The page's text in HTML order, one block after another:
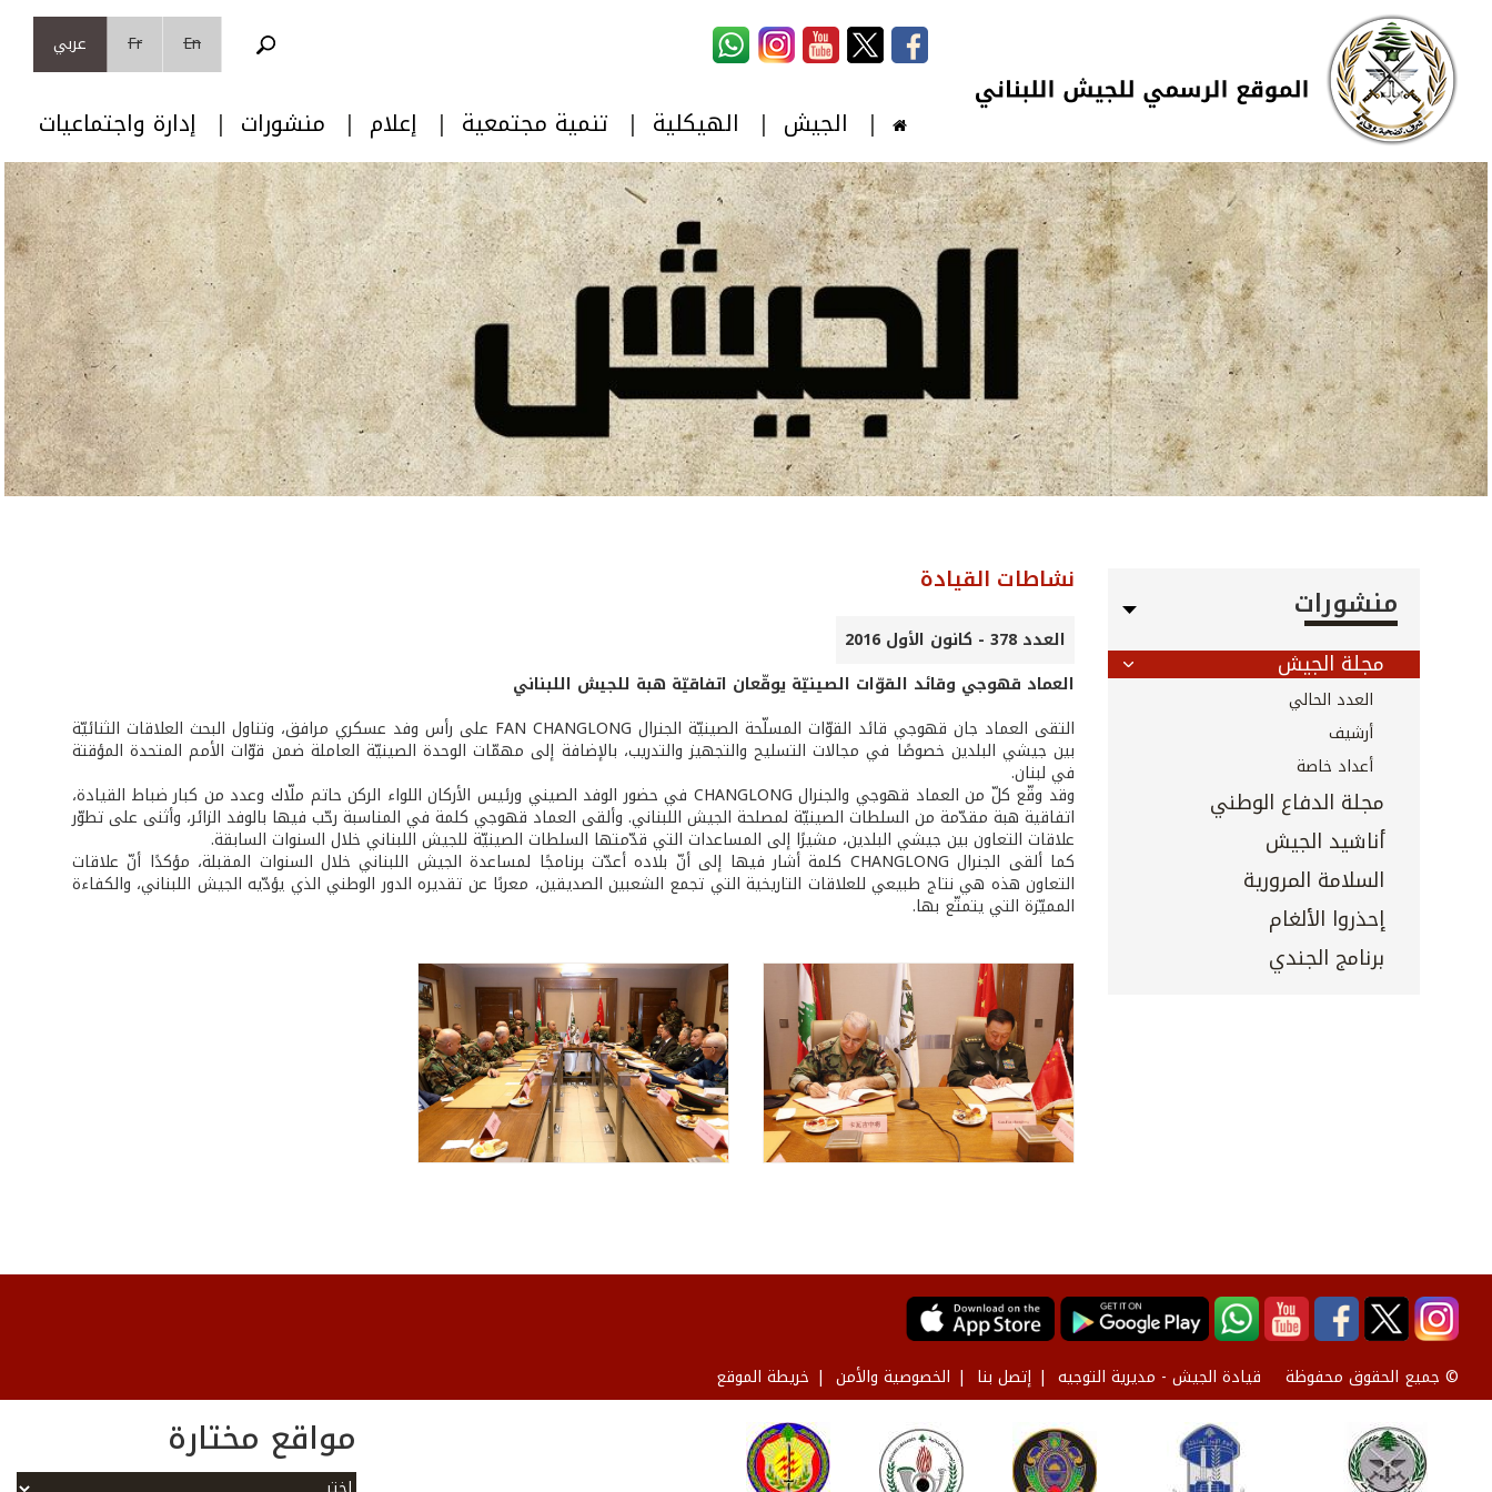
تجاوز إلى المحتوى الرئيسي
Skip to navigation
En
Fr عربي
الجيش الهيكلية تنمية مجتمعية إعلام منشورات إدارة واجتماعيات
منشورات
مجلة الجيش
العدد الحالي
أرشيف
أعداد خاصة
مجلة الدفاع الوطني
أناشيد الجيش
السلامة المرورية
إحذروا الألغام
برنامج الجندي
نشاطات القيادة
العدد 378 - كانون الأول 2016
العماد قهوجي وقائد القوّات الصينيّة يوقّعان اتفاقيّة هبة للجيش اللبناني
التقى العماد جان قهوجي قائد القوّات المسلّحة الصينيّة الجنرال FAN CHANGLONG على رأس وفد عسكري مرافق، وتناول البحث العلاقات الثنائيّة
بين جيشي البلدين خصوصًا في مجالات التسليح والتجهيز والتدريب، بالإضافة إلى مهمّات الوحدة الصينيّة العاملة ضمن قوّات الأمم المتحدة المؤقتة
في لبنان.
وقد وقّع كلّ من العماد قهوجي والجنرال CHANGLONG في حضور الوفد الصيني ورئيس الأركان اللواء الركن حاتم ملّاك وعدد من كبار ضباط القيادة،
اتفاقية هبة مقدّمة من السلطات الصينيّة لمصلحة الجيش اللبناني. وألقى العماد قهوجي كلمة في المناسبة رحّب فيها بالوفد الزائر، وأثنى على تطوّر
علاقات التعاون بين جيشي البلدين، مشيرًا إلى المساعدات التي قدّمتها السلطات الصينيّة للجيش اللبناني خلال السنوات السابقة.
كما ألقى الجنرال CHANGLONG كلمة أشار فيها إلى أنّ بلاده أعدّت برنامجًا لمساعدة الجيش اللبناني خلال السنوات المقبلة، مؤكدًا أنّ علاقات
التعاون هذه هي نتاج طبيعي للعلاقات التاريخية التي تجمع الشعبين الصديقين، معربًا عن تقديره الدور الوطني الذي يؤدّيه الجيش اللبناني، والكفاءة
المميّزة التي يتمتّع بها.
© جميع الحقوق محفوظة قيادة الجيش - مديرية التوجيه إتصل بنا الخصوصية والأمن خريطة الموقع
مواقع مختارة